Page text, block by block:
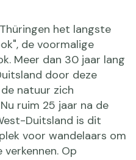
het langste
de voormalige
Meer dan 30 jaar lang
door deze
natuur zich
ruim 25 jaar na de
Duitsland is dit
voor wandelaars om
Op